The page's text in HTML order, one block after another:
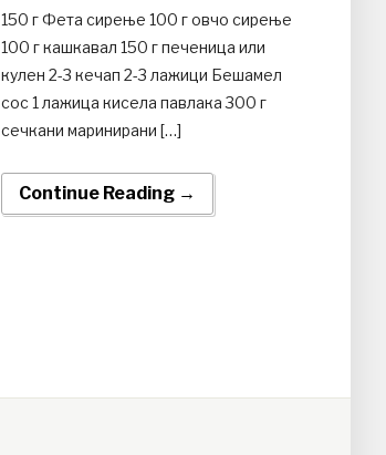
150 г Фета сирење 100 г овчо сирење
100 г кашкавал 150 г печеница или
кулен 2-3 кечап 2-3 лажици Бешамел
сос 1 лажица кисела павлака 300 г
сечкани маринирани […]
Continue Reading →